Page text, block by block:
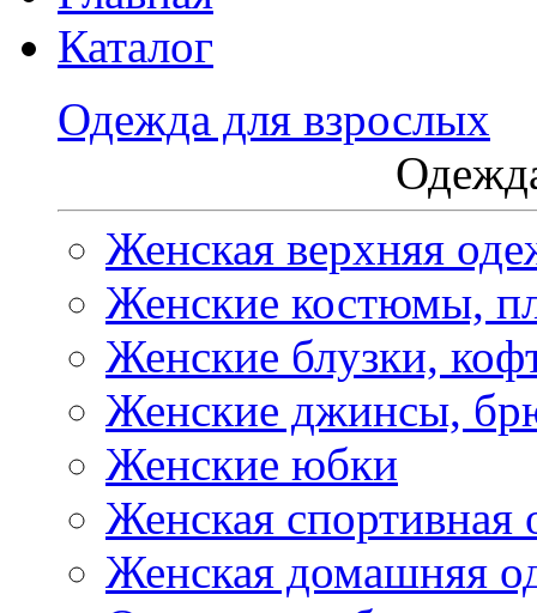
Каталог
Одежда для взрослых
Женская верхняя
Женские костюмы,
Женские блузки,
Женские джинсы,
Женские юбки
Женская спортивная
Женская домашняя